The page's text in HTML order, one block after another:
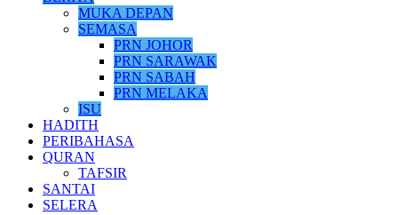
MUKA DEPAN
SEMASA
PRN JOHOR
PRN SARAWAK
PRN SABAH
PRN MELAKA
ISU
HADITH
PERIBAHASA
QURAN
TAFSIR
SANTAI
SELERA